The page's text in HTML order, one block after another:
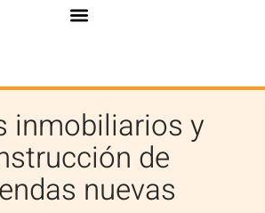
inmobiliarios y
de
nuevas